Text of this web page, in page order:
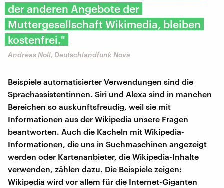
der anderen Angebote der
Muttergesellschaft Wikimedia, bleiben
kostenfrei."
Andreas Noll, Deutschlandfunk Nova
Beispiele automatisierter Verwendungen sind die
Sprachassistentinnen. Siri und Alexa sind in manchen
Bereichen so auskunftsfreudig, weil sie mit
Informationen aus der Wikipedia unsere Fragen
beantworten. Auch die Kacheln mit Wikipedia-
Informationen, die uns in Suchmaschinen angezeigt
werden oder Kartenanbieter, die Wikipedia-Inhalte
verwenden, zählen dazu. Die Beispiele zeigen:
Wikipedia wird vor allem für die Internet-Giganten